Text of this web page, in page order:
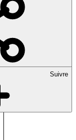
Suivre
Rehaklinik Tschugg